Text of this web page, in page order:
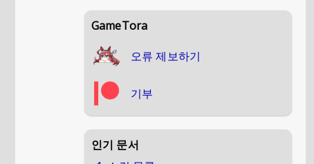
GameTora
오류 제보하기
기부
인기 문서